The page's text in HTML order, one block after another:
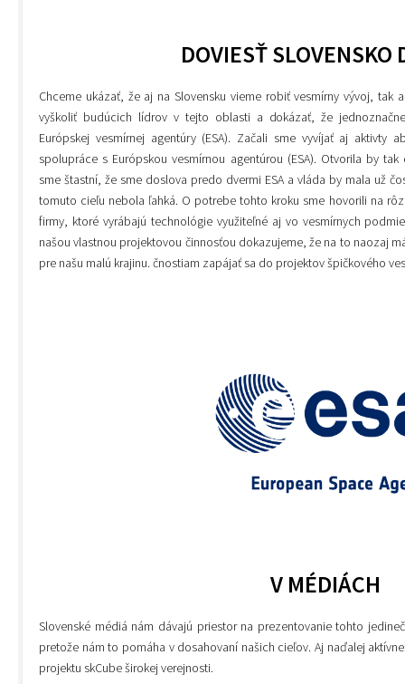
DOVIESŤ SLOVENSKO
Chceme ukázať, že aj na Slovensku vieme robiť vesmírny vývoj, tak
vyškoliť budúcich lídrov v tejto oblasti a dokázať, že
Európskej vesmírnej agentúry (ESA). Začali sme vyvíjať aj aktivty
spolupráce s Európskou vesmírnou agentúrou (ESA). Otvorila by
sme štastní, že sme doslova predo dvermi ESA a vláda by mala už
tomuto cieľu nebola ľahká. O potrebe tohto kroku sme hovorili na
firmy, ktoré vyrábajú technológie využiteľné aj vo vesmírnych
našou vlastnou projektovou činnosťou dokazujeme, že na to naozaj
pre našu malú krajinu. čnostiam zapájať sa do projektov špičkového
V MÉDIÁCH
Slovenské médiá nám dávajú priestor na prezentovanie tohto
pretože nám to pomáha v dosahovaní našich cieľov. Aj naďalej
projektu skCube širokej verejnosti.